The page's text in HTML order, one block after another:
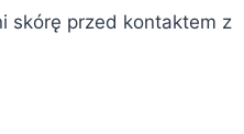
skórę przed kontaktem z